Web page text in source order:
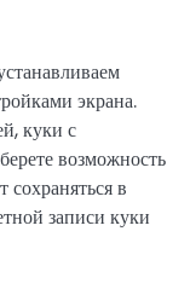
экрана.
куки с
возможность
сохраняться в
записи куки